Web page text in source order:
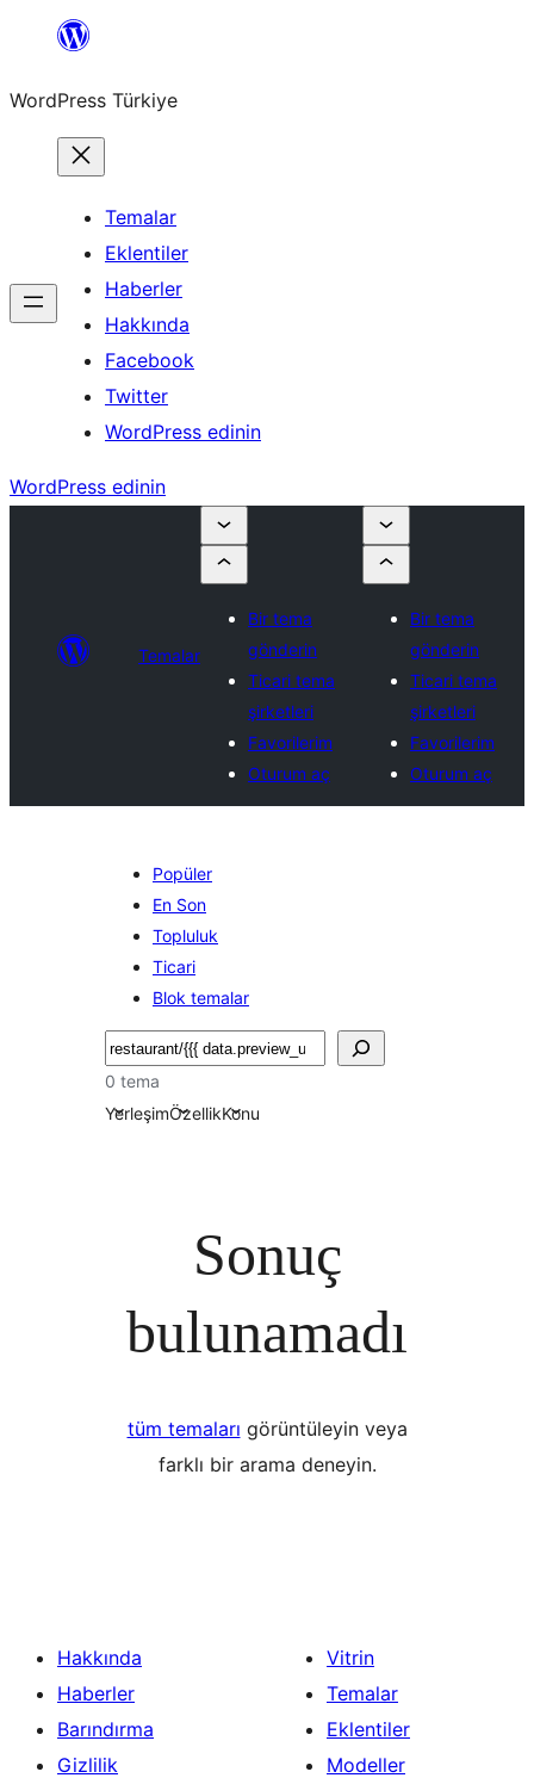
İçeriğe
WordPress Türkiye
Temalar
Eklentiler
Haberler
Hakkında
Facebook
Twitter
WordPress edinin
WordPress edinin
Temalar
Bir tema
gönderin
Ticari tema
şirketleri
Favorilerim
Oturum aç
Bir tema
gönderin
Ticari tema
şirketleri
Favorilerim
Oturum aç
Popüler
En Son
Topluluk
Ticari
Blok temalar
Ara
0 tema
YerleşimÖzellikKonu
Sonuç
bulunamadı
tüm temaları görüntüleyin veya
farklı bir arama deneyin.
Hakkında
Haberler
Barındırma
Gizlilik
Vitrin
Temalar
Eklentiler
Modeller